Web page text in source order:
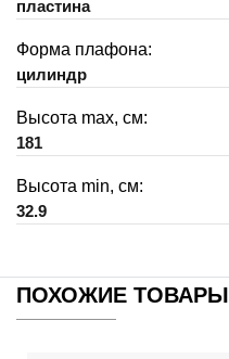
пластина
Форма плафона:
цилиндр
Высота max, см:
181
Высота min, см:
32.9
ПОХОЖИЕ ТОВАРЫ